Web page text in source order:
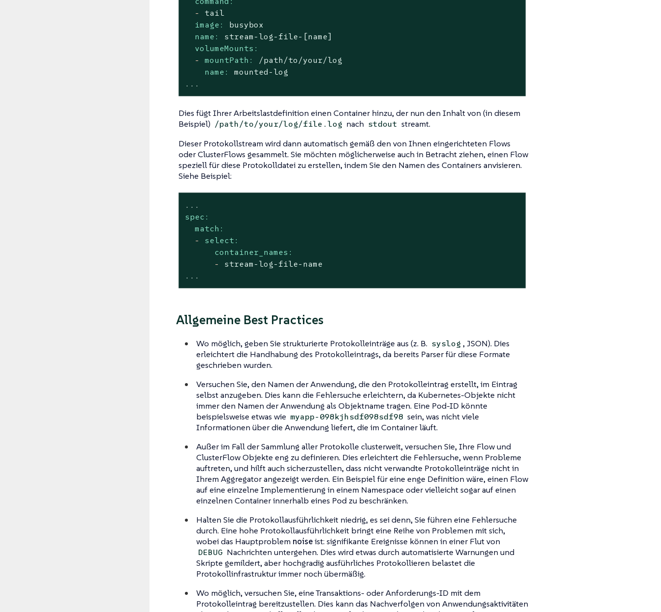
-
tail
image:
busybox
name:
stream-log-file-[name]
volumeMounts:
-
mountPath:
/path/to/your/log
name:
mounted-log
...
Dies fügt Ihrer Arbeitslastdefinition einen Container hinzu, der nun den Inhalt von (in diesem
Beispiel) /path/to/your/log/file.log nach stdout streamt.
Dieser Protokollstream wird dann automatisch gemäß den von Ihnen eingerichteten Flows
oderClusterFlows gesammelt. Sie möchten möglicherweise auch in Betracht ziehen, einen Flow
speziell für diese Protokolldatei zu erstellen, indem Sie den Namen des Containers anvisieren.
Siehe Beispiel:
...
spec:
match:
-
select:
container_names:
-
stream-log-file-name
...
Allgemeine Best Practices
Wo möglich, geben Sie strukturierte Protokolleinträge aus (z. B. syslog , JSON). Dies
erleichtert die Handhabung des Protokolleintrags, da bereits Parser für diese Formate
geschrieben wurden.
Versuchen Sie, den Namen der Anwendung, die den Protokolleintrag erstellt, im Eintrag
selbst anzugeben. Dies kann die Fehlersuche erleichtern, da Kubernetes-Objekte nicht
immer den Namen der Anwendung als Objektname tragen. Eine Pod-ID könnte
beispielsweise etwas wie myapp-098kjhsdf098sdf98 sein, was nicht viele
Informationen über die Anwendung liefert, die im Container läuft.
Außer im Fall der Sammlung aller Protokolle clusterweit, versuchen Sie, Ihre Flowund
ClusterFlowObjekte eng zu definieren. Dies erleichtert die Fehlersuche, wenn Probleme
auftreten, und hilft auch sicherzustellen, dass nicht verwandte Protokolleinträge nicht in
Ihrem Aggregator angezeigt werden. Ein Beispiel für eine enge Definition wäre, einen Flow
auf eine einzelne Implementierung in einem Namespace oder vielleicht sogar auf einen
einzelnen Container innerhalb eines Pod zu beschränken.
Halten Sie die Protokollausführlichkeit niedrig, es sei denn, Sie führen eine Fehlersuche
durch. Eine hohe Protokollausführlichkeit bringt eine Reihe von Problemen mit sich,
wobei das Hauptproblem noiseist: signifikante Ereignisse können in einer Flut von
DEBUG Nachrichten untergehen. Dies wird etwas durch automatisierte Warnungen und
Skripte gemildert, aber hochgradig ausführliches Protokollieren belastet die
Protokollinfrastruktur immer noch übermäßig.
Wo möglich, versuchen Sie, eine Transaktions- oder Anforderungs-ID mit dem
Protokolleintrag bereitzustellen. Dies kann das Nachverfolgen von Anwendungsaktivitäten